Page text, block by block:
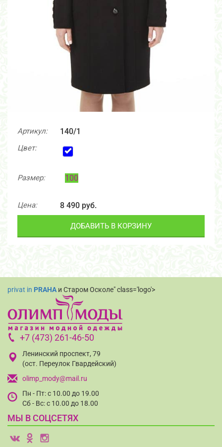
Артикул: 140/1
Цвет:
Размер: 100
Цена: 8 490 руб.
ДОБАВИТЬ В КОРЗИНУ
privat in PRAHA и Старом Осколе" class='logo'>
+7 (473) 261-46-50
Ленинский проспект, 79
(ост. Переулок Гвардейский)
olimp_mody@mail.ru
Пн - Пт: с 10.00 до 19.00
Сб - Вс: с 10.00 до 18.00
МЫ В СОЦСЕТЯХ
v o i